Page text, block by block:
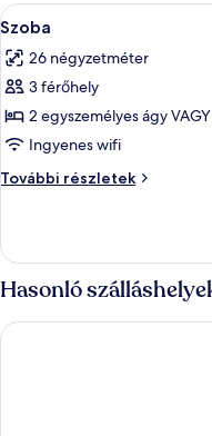
A
következő
szoba
összes
képének
megtekintése:
Szoba
4
Szoba
26 négyzetméter
3 férőhely
2 egyszemélyes ágy
Ingyenes wifi
További részletek
Szoba
Hasonló
TUI MAGIC LIFE Belek - All